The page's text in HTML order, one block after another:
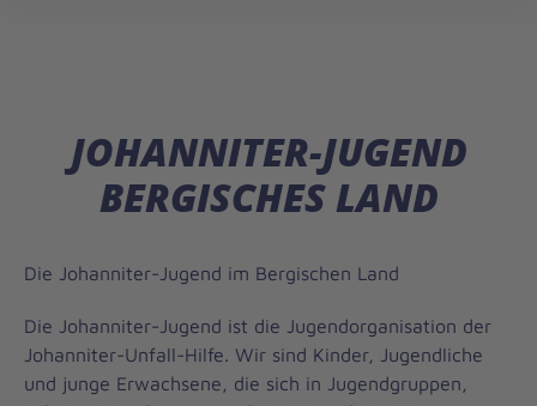
JOHANNITER-JUGEND
BERGISCHES LAND
Die Johanniter-Jugend im Bergischen Land
Die Johanniter-Jugend ist die Jugendorganisation der
Johanniter-Unfall-Hilfe. Wir sind Kinder, Jugendliche
und junge Erwachsene, die sich in Jugendgruppen,